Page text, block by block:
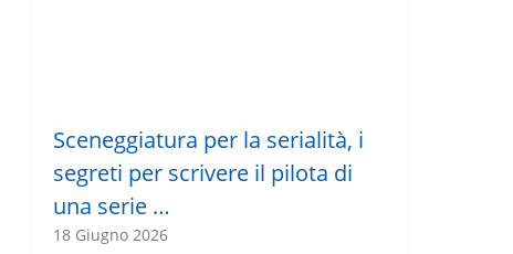
Sceneggiatura per la serialità, i
segreti per scrivere il pilota di
una serie …
18 Giugno 2026